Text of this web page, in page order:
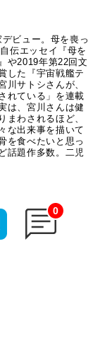
ビュー。母を喪っ
伝エッセイ『母を
や2019年第22回文
した『宇宙戦艦テ
川サトシさんが、
れている」を連載
、宮川さんは健
まわされるほど、
な出来事を描いて
を食べたいと思っ
話題作多数。二児
0